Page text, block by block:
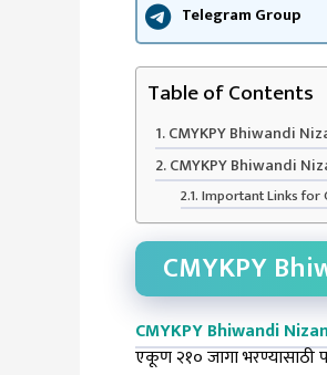
Telegram Group
Table of Contents
CMYKPY Bhiwandi
CMYKPY Bhiwandi
Important Links for
CMYKPY
CMYKPY Bhiwandi
एकूण २१० जागा भरण्यासाठी